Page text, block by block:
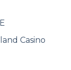
Casino